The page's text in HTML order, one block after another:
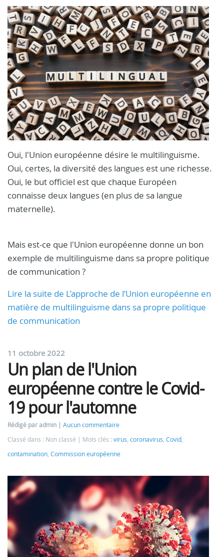
Oui, l'Union européenne désire le multilinguisme.
Oui, certes, la diversité des langues est une richesse.
Oui, le but officiel est que chaque Européen
connaisse deux langues (en plus de sa langue
maternelle).
Mais est-ce que l'Union européenne donne un bon
exemple de multilinguisme dans sa propre politique
de communication ?
Lire la suite de L’approche de l’Union européenne en
matière de multilinguisme dans sa propre politique
de communication
11 octobre 2022
Un plan de l'Union
européenne contre le Covid-
19 pour l'automne
Rédigé par admin
Aucun commentaire
Classé dans : Non classé
Mots clés : virus, coronavirus, Covid,
contamination, Commission européenne